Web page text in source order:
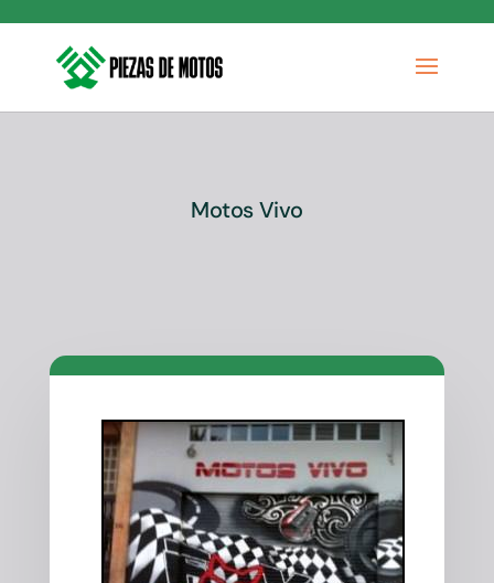
Motos Vivo